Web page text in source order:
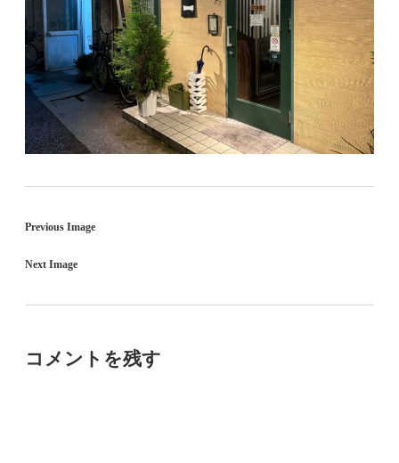
Previous Image
Next Image
コメントを残す